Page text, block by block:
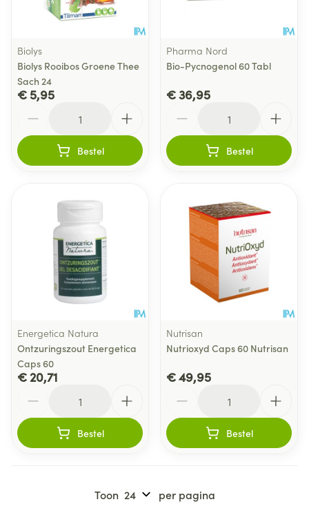
Biolys
Biolys Rooibos Groene Thee
Sach 24
€ 5,95
Bestel
Pharma Nord
Bio-Pycnogenol 60 Tabl
€ 36,95
Bestel
Energetica Natura
Ontzuringszout Energetica
Caps 60
€ 20,71
Bestel
Nutrisan
Nutrioxyd Caps 60 Nutrisan
€ 49,95
Bestel
Toon per pagina